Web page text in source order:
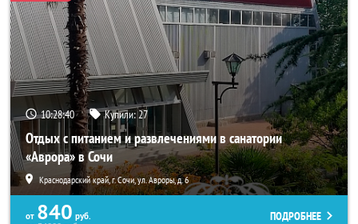
10:28:37 Купили:27
Отдых с питанием и развлечениями в санатории
«Аврора» в Сочи
Краснодарский край, г. Сочи, ул. Авроры, д. 6
от 840 руб.
ПОДРОБНЕЕ